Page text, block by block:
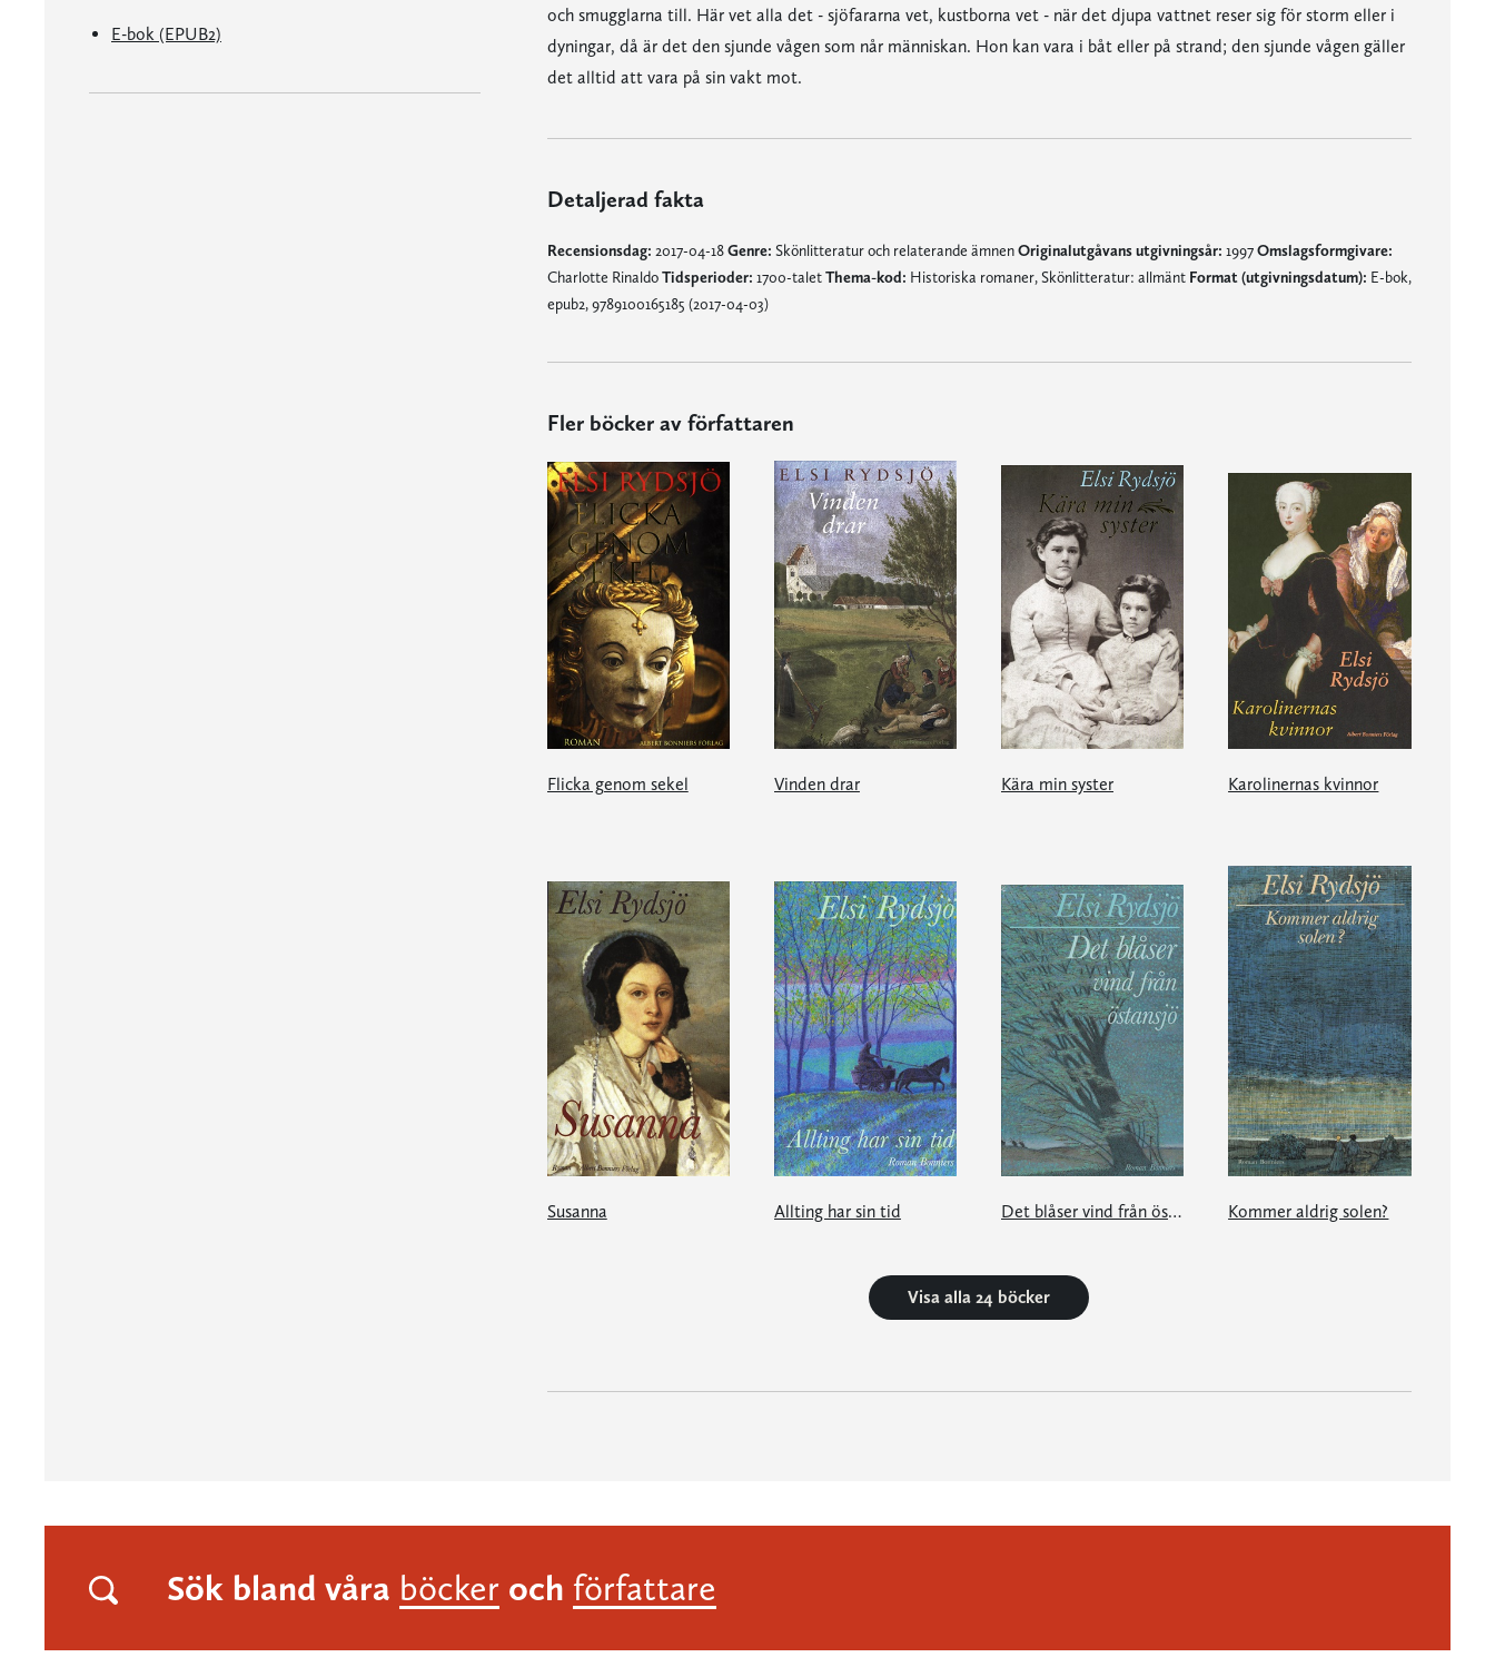
E-bok (EPUB2)
och smugglarna till. Här vet alla det - sjöfararna vet, kustborna vet - när det djupa vattnet reser sig för storm eller i
dyningar, då är det den sjunde vågen som når människan. Hon kan vara i båt eller på strand; den sjunde vågen gäller
det alltid att vara på sin vakt mot.
Detaljerad fakta
Recensionsdag: 2017-04-18Genre: Skönlitteratur och relaterande ämnenOriginalutgåvans utgivningsår: 1997Omslagsformgivare:
Charlotte RinaldoTidsperioder: 1700-taletThema-kod: Historiska romaner, Skönlitteratur: allmänt Format (utgivningsdatum): E-bok,
epub2, 9789100165185 (2017-04-03)
Fler böcker av författaren
Flicka genom sekel Vinden drar Kära min syster Karolinernas kvinnor
Susanna Allting har sin tid Det blåser vind från östansjö Kommer aldrig solen?
Visa alla 24 böcker
Sök bland våra böcker och författare